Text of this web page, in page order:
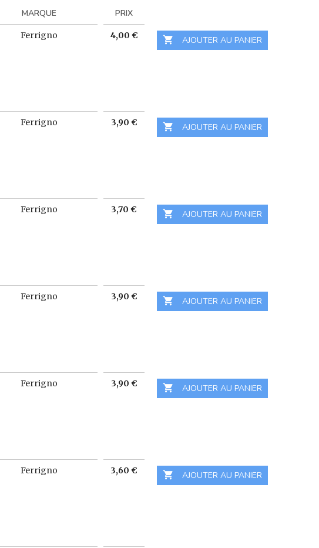
MARQUE PRIX
Ferrigno Prix
4,00 €  AJOUTER AU PANIER
Ferrigno Prix
3,90 €  AJOUTER AU PANIER
Ferrigno Prix
3,70 €  AJOUTER AU PANIER
Ferrigno Prix
3,90 €  AJOUTER AU PANIER
Ferrigno Prix
3,90 €  AJOUTER AU PANIER
Ferrigno Prix
3,60 €  AJOUTER AU PANIER